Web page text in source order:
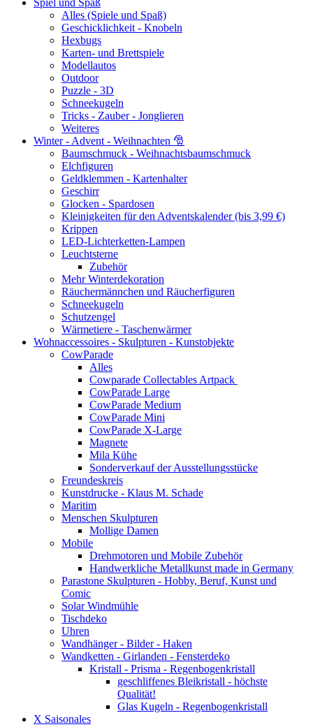
Spiel und Spaß
Alles (Spiele und Spaß)
Geschicklichkeit - Knobeln
Hexbugs
Karten- und Brettspiele
Modellautos
Outdoor
Puzzle - 3D
Schneekugeln
Tricks - Zauber - Jonglieren
Weiteres
Winter - Advent - Weihnachten 🎅
Baumschmuck - Weihnachtsbaumschmuck
Elchfiguren
Geldklemmen - Kartenhalter
Geschirr
Glocken - Spardosen
Kleinigkeiten für den Adventskalender (bis 3,99 €)
Krippen
LED-Lichterketten-Lampen
Leuchtsterne
Zubehör
Mehr Winterdekoration
Räuchermännchen und Räucherfiguren
Schneekugeln
Schutzengel
Wärmetiere - Taschenwärmer
Wohnaccessoires - Skulpturen - Kunstobjekte
CowParade
Alles
Cowparade Collectables Artpack
CowParade Large
CowParade Medium
CowParade Mini
CowParade X-Large
Magnete
Mila Kühe
Sonderverkauf der Ausstellungsstücke
Freundeskreis
Kunstdrucke - Klaus M. Schade
Maritim
Menschen Skulpturen
Mollige Damen
Mobile
Drehmotoren und Mobile Zubehör
Handwerkliche Metallkunst made in Germany
Parastone Skulpturen - Hobby, Beruf, Kunst und
Comic
Solar Windmühle
Tischdeko
Uhren
Wandhänger - Bilder - Haken
Wandketten - Girlanden - Fensterdeko
Kristall - Prisma - Regenbogenkristall
geschliffenes Bleikristall - höchste
Qualität!
Glas Kugeln - Regenbogenkristall
X Saisonales